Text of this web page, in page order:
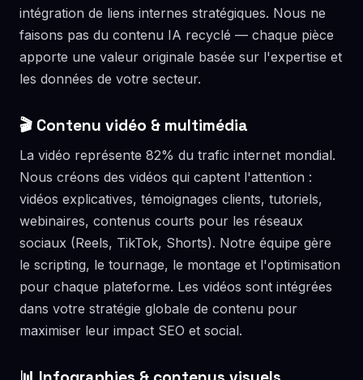
intégration de liens internes stratégiques. Nous ne
faisons pas du contenu IA recyclé — chaque pièce
apporte une valeur originale basée sur l'expertise et
les données de votre secteur.
🎬 Contenu vidéo & multimédia
La vidéo représente 82% du trafic internet mondial.
Nous créons des vidéos qui captent l'attention :
vidéos explicatives, témoignages clients, tutoriels,
webinaires, contenus courts pour les réseaux
sociaux (Reels, TikTok, Shorts). Notre équipe gère
le scripting, le tournage, le montage et l'optimisation
pour chaque plateforme. Les vidéos sont intégrées
dans votre stratégie globale de contenu pour
maximiser leur impact SEO et social.